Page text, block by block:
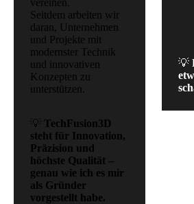
Seitdem arbeiten wir
daran, Unternehmen
und Projekte mit
modernster Technik
und innovativen
Konzepten zu
unterstützen.
💡 TechFusion3D
steht für Innovation,
Präzision und
höchste Qualität –
genau wie ich es mir
als Gründer
vorgestellt habe.
💡